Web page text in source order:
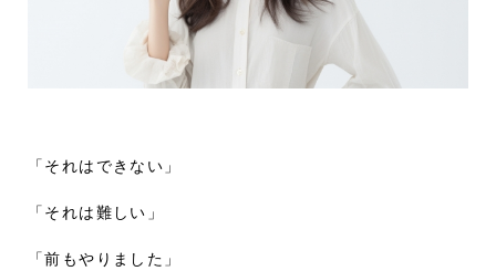
「それはできない」
「それは難しい」
「前もやりました」